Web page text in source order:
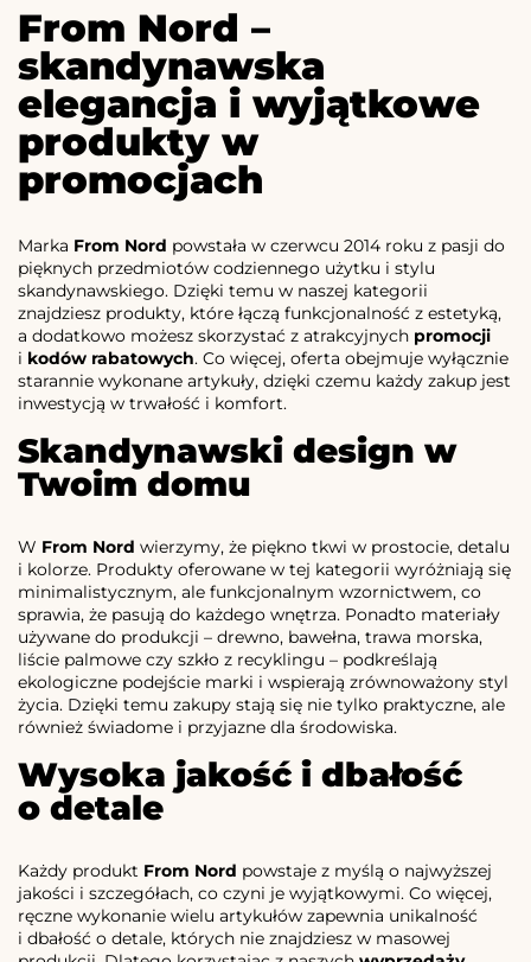
From Nord –
skandynawska
elegancja i wyjątkowe
produkty w
promocjach
Marka From Nord powstała w czerwcu 2014 roku z pasji do
pięknych przedmiotów codziennego użytku i stylu
skandynawskiego. Dzięki temu w naszej kategorii
znajdziesz produkty, które łączą funkcjonalność z estetyką,
a dodatkowo możesz skorzystać z atrakcyjnych promocji
i kodów rabatowych. Co więcej, oferta obejmuje wyłącznie
starannie wykonane artykuły, dzięki czemu każdy zakup jest
inwestycją w trwałość i komfort.
Skandynawski design w
Twoim domu
W From Nord wierzymy, że piękno tkwi w prostocie, detalu
i kolorze. Produkty oferowane w tej kategorii wyróżniają się
minimalistycznym, ale funkcjonalnym wzornictwem, co
sprawia, że pasują do każdego wnętrza. Ponadto materiały
używane do produkcji – drewno, bawełna, trawa morska,
liście palmowe czy szkło z recyklingu – podkreślają
ekologiczne podejście marki i wspierają zrównoważony styl
życia. Dzięki temu zakupy stają się nie tylko praktyczne, ale
również świadome i przyjazne dla środowiska.
Wysoka jakość i dbałość
o detale
Każdy produkt From Nord powstaje z myślą o najwyższej
jakości i szczegółach, co czyni je wyjątkowymi. Co więcej,
ręczne wykonanie wielu artykułów zapewnia unikalność
i dbałość o detale, których nie znajdziesz w masowej